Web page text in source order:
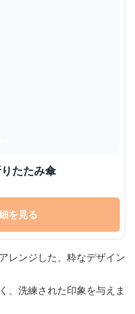
たたみ傘
を見る
レンジした、粋なデザイン
、洗練された印象を与えま